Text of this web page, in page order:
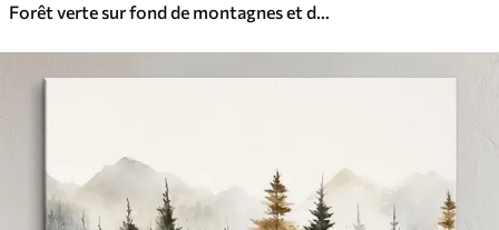
Forêt verte sur fond de montagnes et de brouillard aquarelle